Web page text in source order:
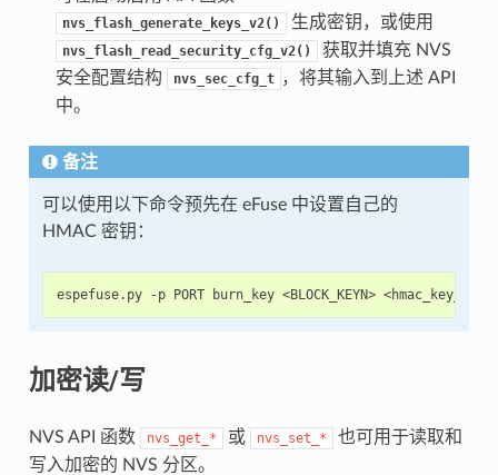
nvs_flash_generate_keys_v2() 生成密钥，或使用
nvs_flash_read_security_cfg_v2()
获取并填充 NVS
安全配置结构
nvs_sec_cfg_t ，将其输入到上述 API
中。
备注
可以使用以下命令预先在 eFuse 中设置自己的
HMAC 密钥：
加密读/写
NVS API 函数 nvs_get_* 或 nvs_set_*
也可用于读取和
写入加密的 NVS 分区。